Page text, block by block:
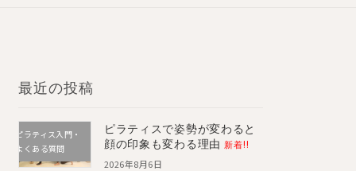
最近の投稿
ピラティス入門・
よくある質問
ピラティスで姿勢が変わると
顔の印象も変わる理由 新着!!
2026年8月6日